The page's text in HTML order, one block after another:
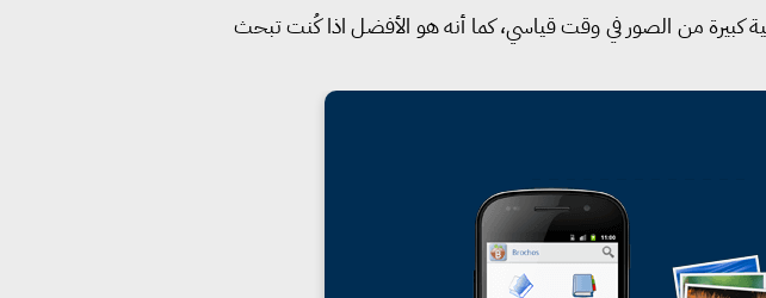
كبيرة من الصور في وقت قياسي، كما أنه هو الأفضل اذا كُنت تبحث